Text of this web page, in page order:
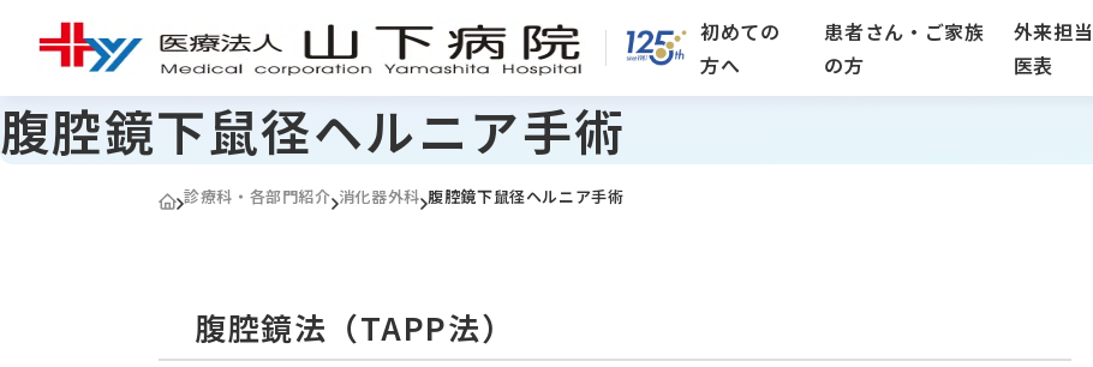
初めての
方へ
患者さん・ご家族
の方
外来担当
医表
腹腔鏡下鼠径ヘルニア手術
診療科・各部門紹介 消化器外科 腹腔鏡下鼠径ヘルニア手術
腹腔鏡法（TAPP法）